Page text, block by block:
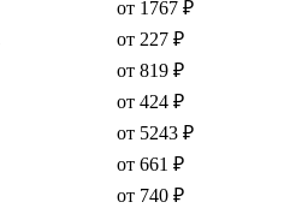
от 1767 ₽
от 227 ₽
от 819 ₽
от 424 ₽
от 5243 ₽
от 661 ₽
от 740 ₽